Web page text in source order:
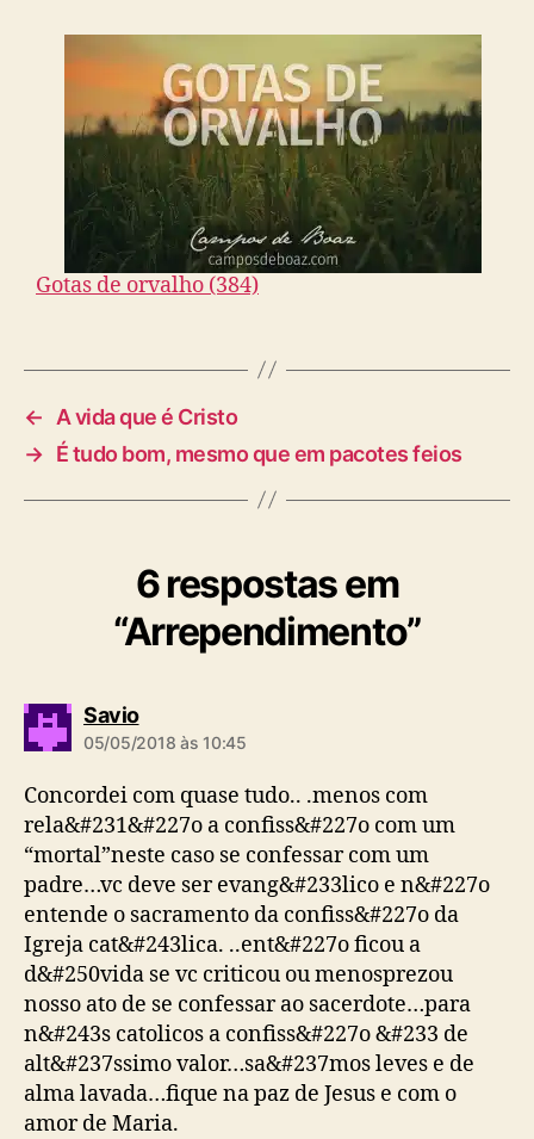
Gotas de orvalho (384)
←
A vida que é Cristo
→ É tudo bom, mesmo que em pacotes feios
6 respostas em
“Arrependimento”
Saviod
i
05/05/2018 às 10:45
Concordei com quase tudo.. .menos com
rela&#231&#227o a confiss&#227o com um
“mortal”neste caso se confessar com um
padre…vc deve ser evang&#233lico e n&#227o
entende o sacramento da confiss&#227o da
Igreja cat&#243lica. ..ent&#227o ficou a
d&#250vida se vc criticou ou menosprezou
nosso ato de se confessar ao sacerdote…para
n&#243s catolicos a confiss&#227o &#233 de
alt&#237ssimo valor…sa&#237mos leves e de
alma lavada…fique na paz de Jesus e com o
amor de Maria.